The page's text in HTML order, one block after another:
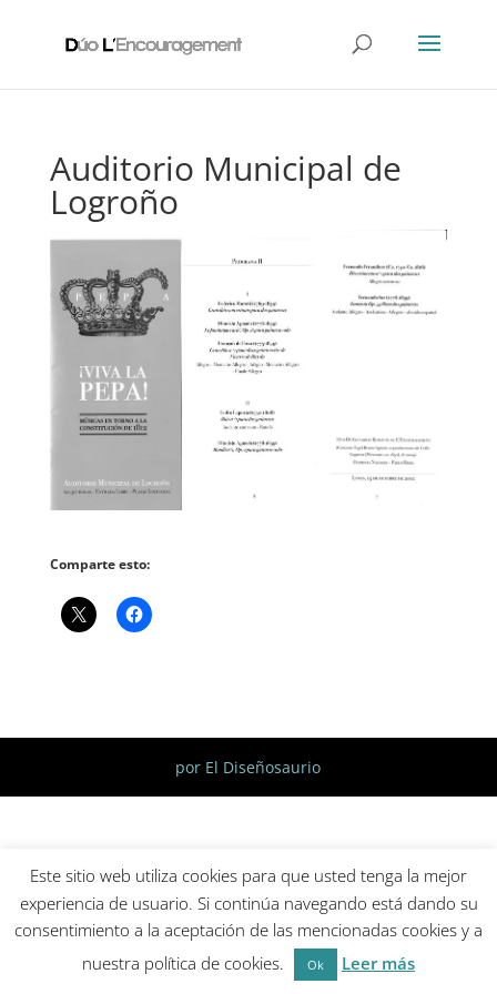
Auditorio Municipal de
Logroño
Comparte esto:
por El Diseñosaurio
Este sitio web utiliza cookies para que usted tenga la mejor
experiencia de usuario. Si continúa navegando está dando su
consentimiento a la aceptación de las mencionadas cookies y a
nuestra política de cookies.
Ok Leer más